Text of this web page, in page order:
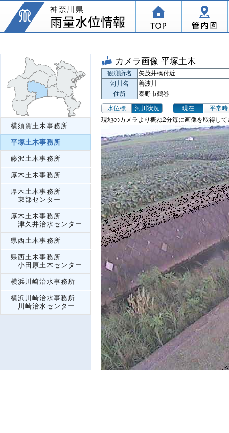
横須賀土木事務所
平塚土木事務所
藤沢土木事務所
厚木土木事務所
厚木土木事務所
東部センター
厚木土木事務所
津久井治水センター
県西土木事務所
県西土木事務所
小田原土木センター
横浜川崎治水事務所
横浜川崎治水事務所
川崎治水センター
カメラ画像 平塚土木
観測所名
矢茂井橋付近
河川名
善波川
住所
秦野市鶴巻
水位標
河川状況 現在
平常時
現地のカメラより概ね2分毎に画像を取得し